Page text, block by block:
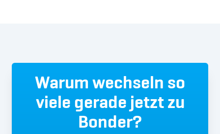
Warum wechseln so
viele gerade jetzt zu
Bonder?